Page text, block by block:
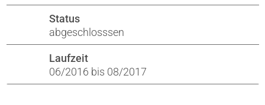
Status
abgeschlosssen
Laufzeit
06/2016 bis 08/2017